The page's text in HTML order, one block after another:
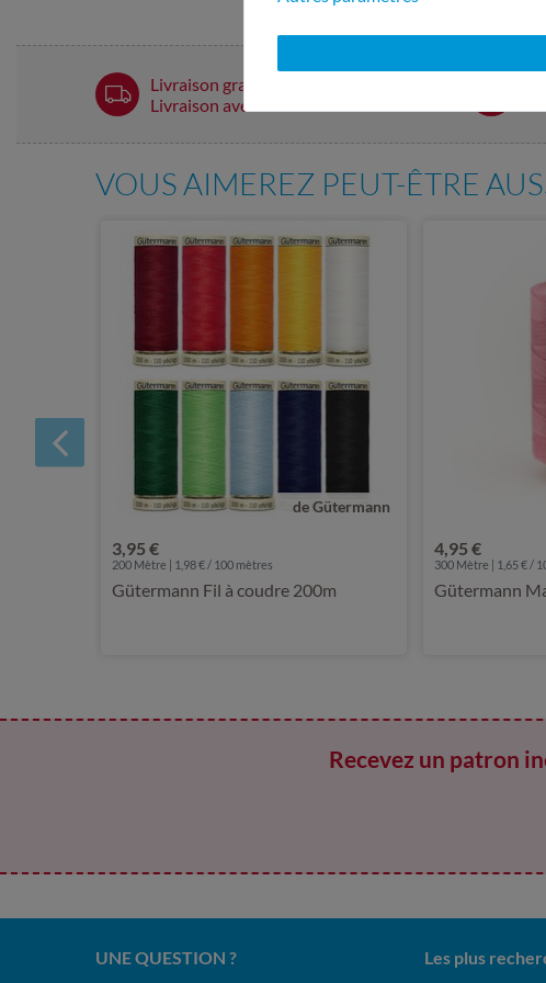
Livraison gratuite à partir de 60 € -
Livraison avec DHL
VOUS AIMEREZ PEUT-ÊTRE
de Gütermann
3,95 €
200 Mètre | 1,98 € / 100 mètres
Gütermann Fil à coudre 200m
4,95 €
300 Mètre | 1,65 € /
Gütermann
Recevez un patron
UNE QUESTION ? Les plus